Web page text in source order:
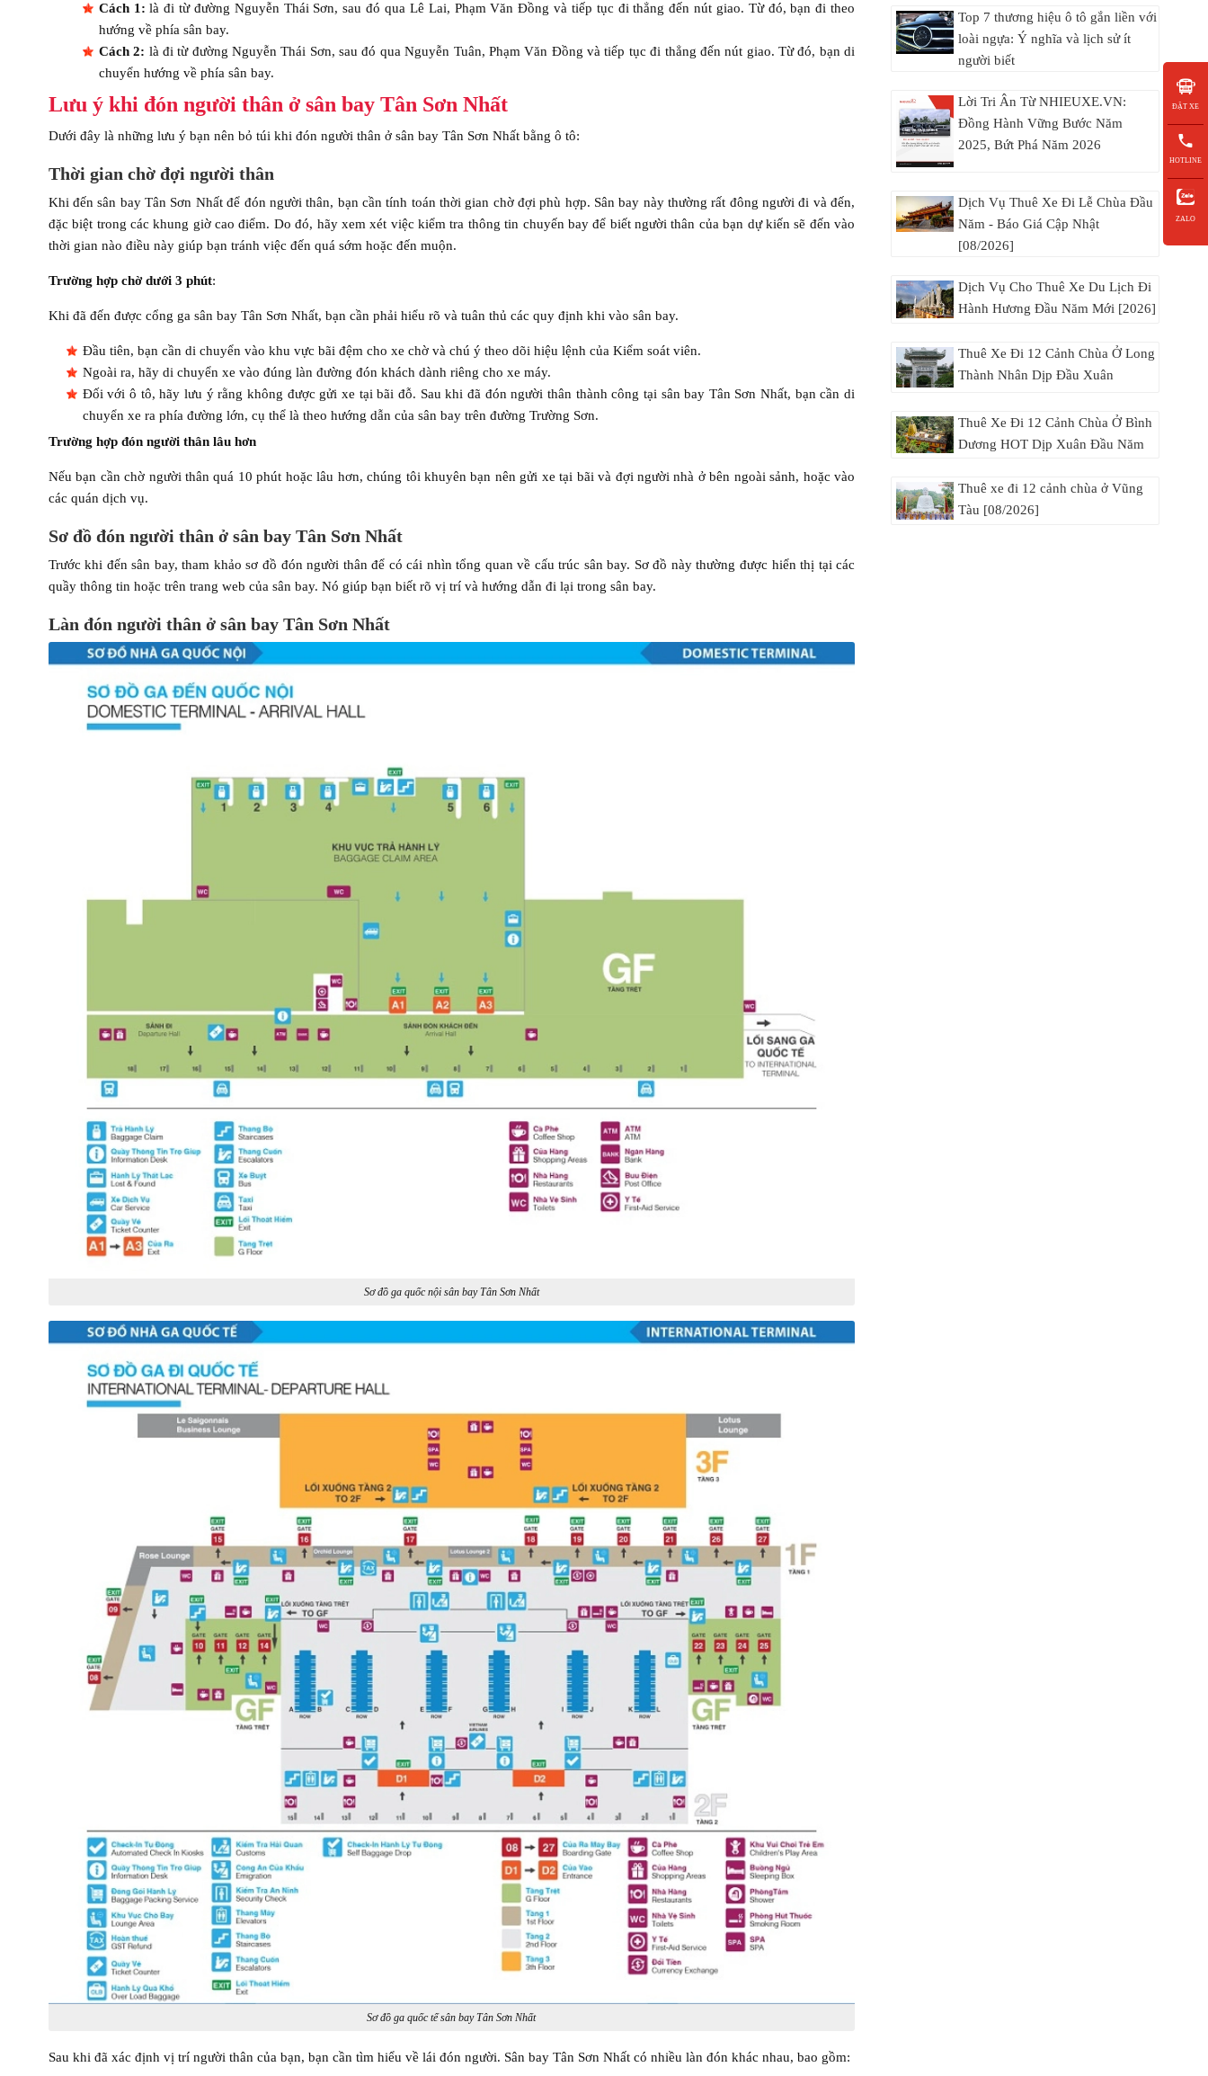
Cách 1: là đi từ đường Nguyễn Thái Sơn, sau đó qua Lê Lai, Phạm Văn Đồng và tiếp tục đi thẳng đến nút giao. Từ đó, bạn đi theo
hướng về phía sân bay.
Cách 2: là đi từ đường Nguyễn Thái Sơn, sau đó qua Nguyễn Tuân, Phạm Văn Đồng và tiếp tục đi thẳng đến nút giao. Từ đó, bạn di
chuyển hướng về phía sân bay.
Lưu ý khi đón người thân ở sân bay Tân Sơn Nhất
Dưới đây là những lưu ý bạn nên bỏ túi khi đón người thân ở sân bay Tân Sơn Nhất bằng ô tô:
Thời gian chờ đợi người thân
Khi đến sân bay Tân Sơn Nhất để đón người thân, bạn cần tính toán thời gian chờ đợi phù hợp. Sân bay này thường rất đông người đi và đến,
đặc biệt trong các khung giờ cao điểm. Do đó, hãy xem xét việc kiểm tra thông tin chuyến bay để biết người thân của bạn dự kiến sẽ đến vào
thời gian nào điều này giúp bạn tránh việc đến quá sớm hoặc đến muộn.
Trường hợp chờ dưới 3 phút:
Khi đã đến được cổng ga sân bay Tân Sơn Nhất, bạn cần phải hiểu rõ và tuân thủ các quy định khi vào sân bay.
Đầu tiên, bạn cần di chuyển vào khu vực bãi đệm cho xe chờ và chú ý theo dõi hiệu lệnh của Kiểm soát viên.
Ngoài ra, hãy di chuyển xe vào đúng làn đường đón khách dành riêng cho xe máy.
Đối với ô tô, hãy lưu ý rằng không được gửi xe tại bãi đỗ. Sau khi đã đón người thân thành công tại sân bay Tân Sơn Nhất, bạn cần di
chuyển xe ra phía đường lớn, cụ thể là theo hướng dẫn của sân bay trên đường Trường Sơn.
Trường hợp đón người thân lâu hơn
Nếu bạn cần chờ người thân quá 10 phút hoặc lâu hơn, chúng tôi khuyên bạn nên gửi xe tại bãi và đợi người nhà ở bên ngoài sảnh, hoặc vào
các quán dịch vụ.
Sơ đồ đón người thân ở sân bay Tân Sơn Nhất
Trước khi đến sân bay, tham khảo sơ đồ đón người thân để có cái nhìn tổng quan về cấu trúc sân bay. Sơ đồ này thường được hiển thị tại các
quầy thông tin hoặc trên trang web của sân bay. Nó giúp bạn biết rõ vị trí và hướng dẫn đi lại trong sân bay.
Làn đón người thân ở sân bay Tân Sơn Nhất
Sơ đồ ga quốc nội sân bay Tân Sơn Nhất
Sơ đồ ga quốc tế sân bay Tân Sơn Nhất
Sau khi đã xác định vị trí người thân của bạn, bạn cần tìm hiểu về lái đón người. Sân bay Tân Sơn Nhất có nhiều làn đón khác nhau, bao gồm:
Top 7 thương hiệu ô tô gắn liền với
loài ngựa: Ý nghĩa và lịch sử ít
người biết
Lời Tri Ân Từ NHIEUXE.VN:
Đồng Hành Vững Bước Năm
2025, Bứt Phá Năm 2026
Dịch Vụ Thuê Xe Đi Lễ Chùa Đầu
Năm - Báo Giá Cập Nhật
[08/2026]
Dịch Vụ Cho Thuê Xe Du Lịch Đi
Hành Hương Đầu Năm Mới [2026]
Thuê Xe Đi 12 Cảnh Chùa Ở Long
Thành Nhân Dịp Đầu Xuân
Thuê Xe Đi 12 Cảnh Chùa Ở Bình
Dương HOT Dịp Xuân Đầu Năm
Thuê xe đi 12 cảnh chùa ở Vũng
Tàu [08/2026]
ĐẶT XE
HOTLINE
ZALO